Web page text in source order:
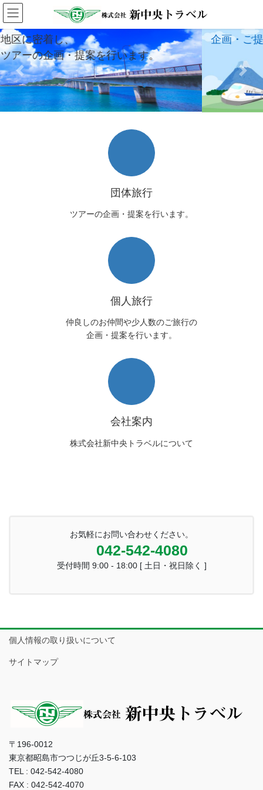
コ
ン
テ
ン
ツ
へ
ス
ナ
ビ
ゲ
ー
シ
ョ
ン
行います。
社員旅行や団体旅行を
企画・ご提案させていただき
Previous Next
団体旅行
ツアーの企画・提案を行います。
個人旅行
仲良しのお仲間や少人数のご旅行の
企画・提案を行います。
会社案内
株式会社新中央トラベルについて
お気軽にお問い合わせください。
042-542-4080
受付時間 9:00 - 18:00 [ 土日・祝日除く ]
個人情報の取り扱いについて
サイトマップ
〒196-0012
東京都昭島市つつじが丘3-5-6-103
TEL : 042-542-4080
FAX : 042-542-4070